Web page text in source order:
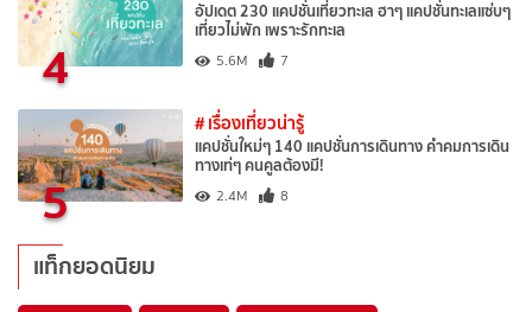
4
อัปเดต 230 แคปชั่นเที่ยวทะเล ฮาๆ แคปชั่นทะเลแซ่บๆ
เที่ยวไม่พัก เพราะรักทะเล
5.6M 7
5
# เรื่องเที่ยวน่ารู้
แคปชั่นใหม่ๆ 140 แคปชั่นการเดินทาง คำคมการเดิน
ทางเท่ๆ คนคูลต้องมี!
2.4M 8
แท็กยอดนิยม